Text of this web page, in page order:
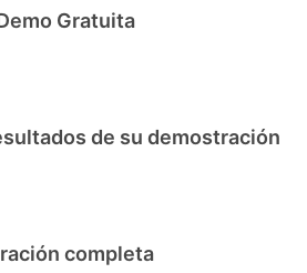
Gratuita
de su demostración
completa